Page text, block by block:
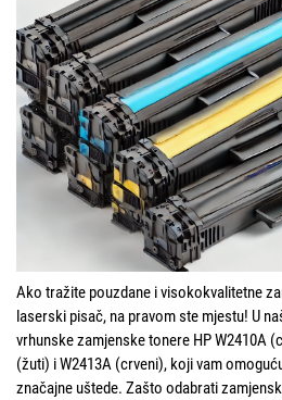
Ako tražite pouzdane i visokokvalitetne
laserski pisač, na pravom ste mjestu! U
vrhunske zamjenske tonere HP W2410A
(žuti) i W2413A (crveni), koji vam
značajne uštede. Zašto odabrati